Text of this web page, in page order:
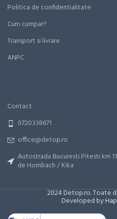
Politica de confidentialitate
Cum cumpar?
Transport si livrare
ANPC
Contact
0720338671
office@detop.ro
Autostrada Bucuresti Pitesti km
de Hornbach / Kika
2024 Detop.ro. Toate
Developed by